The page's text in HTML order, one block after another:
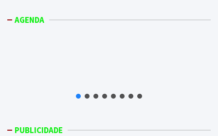
AGENDA
PUBLICIDADE